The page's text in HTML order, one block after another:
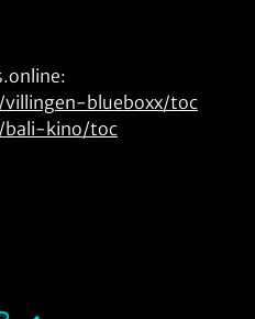
blueboxx/toc
bali-kino/toc